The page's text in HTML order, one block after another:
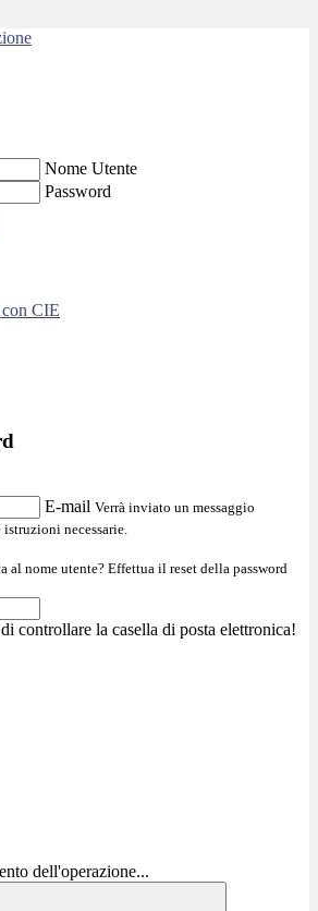
Nome Utente
Password
CIE
E-mail Verrà inviato un messaggio
necessarie.
al nome utente? Effettua il reset della password
controllare la casella di posta elettronica!
dell'operazione...